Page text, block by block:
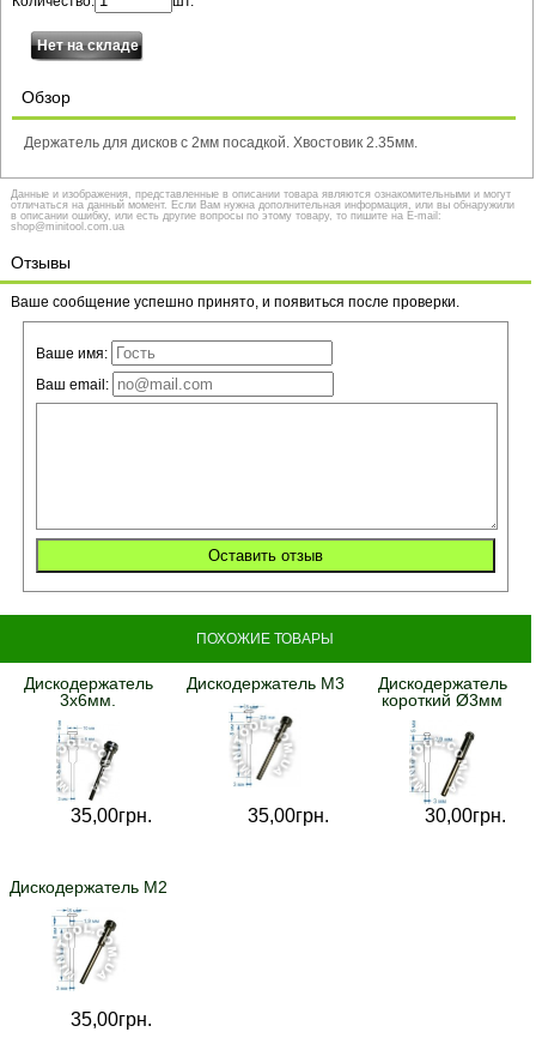
Обзор
Держатель для дисков с 2мм посадкой. Хвостовик 2.35мм.
Данные и изображения, представленные в описании товара являются ознакомительными и могут
отличаться на данный момент. Если Вам нужна дополнительная информация, или вы обнаружили
в описании ошибку, или есть другие вопросы по этому товару, то пишите на E-mail:
shop@minitool.com.ua
Отзывы
Ваше сообщение успешно принято, и появиться после проверки.
Ваше имя:
Ваш email:
ПОХОЖИЕ ТОВАРЫ
Дискодержатель
3х6мм.
35,00грн.
Дискодержатель M3
35,00грн.
Дискодержатель
короткий Ø3мм
30,00грн.
Дискодержатель M2
35,00грн.